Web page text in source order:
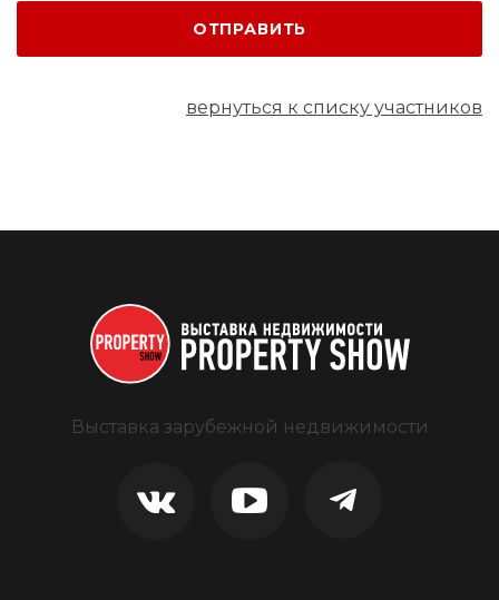
ОТПРАВИТЬ
вернуться к списку участников
Выставка зарубежной недвижимости